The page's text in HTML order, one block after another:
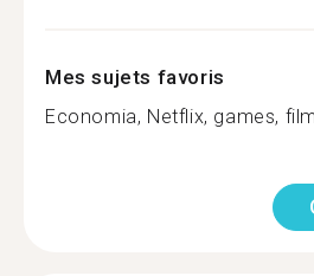
Mes sujets favoris
Economia, Netflix, games,